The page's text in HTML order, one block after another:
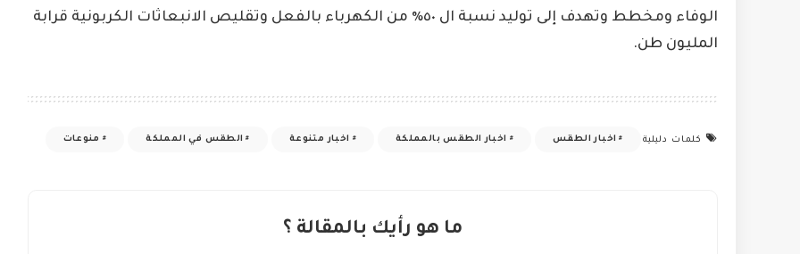
الوفاء ومخطط وتهدف إلى توليد نسبة ال ٥٠٪ من الكهرباء بالفعل وتقليص الانبعاثات الكربونية قرابة
المليون طن.
كلمات دليلية اخبار الطقس اخبار الطقس بالمملكة اخبار متنوعة الطقس في المملكة منوعات
ما هو رأيك بالمقالة ؟